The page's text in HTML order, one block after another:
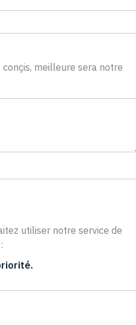
meilleure sera notre
utiliser notre service de